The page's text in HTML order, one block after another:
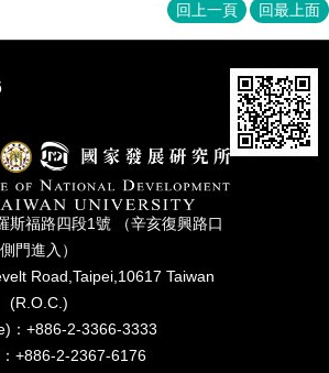
回上一頁 回最上面
斯福路四段1號 （辛亥復興路⼝
側⾨進入）
Road,Taipei,10617 Taiwan
(R.O.C.)
：+886-2-3366-3333
+886-2-2367-6176